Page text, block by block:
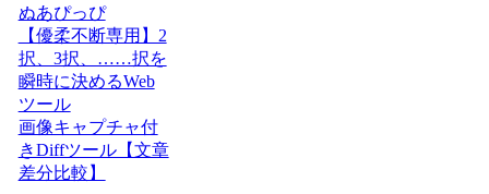
ぬあぴっぴ
【優柔不断専用】2
択、3択、……択を
瞬時に決めるWeb
ツール
画像キャプチャ付
きDiffツール【文章
差分比較】